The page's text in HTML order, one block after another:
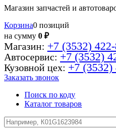
Магазин запчастей и
Корзина0 позиций
на сумму 0 ₽
Магазин: +7 (3532)
Автосервис: +7 (3532)
Кузовной цех: +7 (3532)
Заказать звонок
Поиск по коду
Каталог товаров